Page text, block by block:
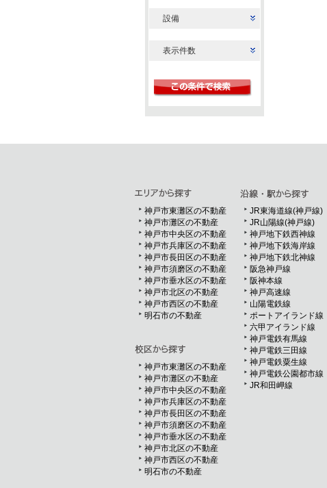
設備
表示件数
神戸市東灘区の不動産
神戸市灘区の不動産
神戸市中央区の不動産
神戸市兵庫区の不動産
神戸市長田区の不動産
神戸市須磨区の不動産
神戸市垂水区の不動産
神戸市北区の不動産
神戸市西区の不動産
明石市の不動産
神戸市東灘区の不動産
神戸市灘区の不動産
神戸市中央区の不動産
神戸市兵庫区の不動産
神戸市長田区の不動産
神戸市須磨区の不動産
神戸市垂水区の不動産
神戸市北区の不動産
神戸市西区の不動産
明石市の不動産
JR東海道線(神戸線)
JR山陽線(神戸線)
神戸地下鉄西神線
神戸地下鉄海岸線
神戸地下鉄北神線
阪急神戸線
阪神本線
神戸高速線
山陽電鉄線
ポートアイランド線
六甲アイランド線
神戸電鉄有馬線
神戸電鉄三田線
神戸電鉄粟生線
神戸電鉄公園都市線
JR和田岬線